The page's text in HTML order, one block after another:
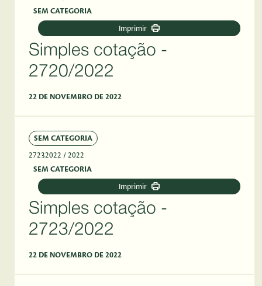
SEM CATEGORIA
Imprimir
Simples cotação -
2720/2022
22 DE NOVEMBRO DE 2022
SEM CATEGORIA
27232022 / 2022
SEM CATEGORIA
Imprimir
Simples cotação -
2723/2022
22 DE NOVEMBRO DE 2022